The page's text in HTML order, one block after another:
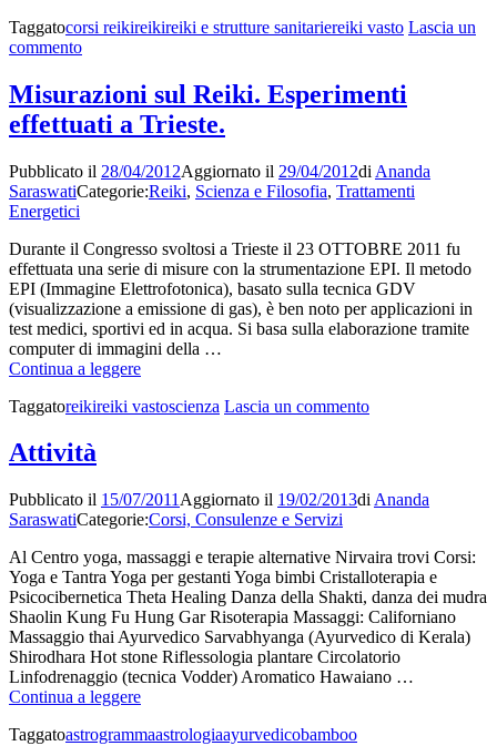
strutture
Taggatocorsi reikireikireiki e strutture sanitariereiki vasto Lascia un
commentosu
nelle
strutture
sanitarie
Misurazioni sul Reiki. Esperimenti
effettuati a Trieste.
Pubblicato il 28/04/2012Aggiornato il 29/04/2012di Ananda
SaraswatiCategorie:Reiki, Scienza e Filosofia, Trattamenti
Energetici
Durante il Congresso svoltosi a Trieste il 23 OTTOBRE 2011 fu
effettuata una serie di misure con la strumentazione EPI. Il metodo
EPI (Immagine Elettrofotonica), basato sulla tecnica GDV
(visualizzazione a emissione di gas), è ben noto per applicazioni in
test medici, sportivi ed in acqua. Si basa sulla elaborazione tramite
computer di immagini della …
Continua a leggereMisurazioni
Reiki.
Taggatoreikireiki vastoscienza Lascia un commentosu
effettuati
Attività
Pubblicato il 15/07/2011 Aggiornato il 19/02/2013di Ananda
SaraswatiCategorie:Corsi, Consulenze e Servizi
Al Centro yoga, massaggi e terapie alternative Nirvaira trovi Corsi:
Yoga e Tantra Yoga per gestanti Yoga bimbi Cristalloterapia e
Psicocibernetica Theta Healing Danza della Shakti, danza dei mudra
Shaolin Kung Fu Hung Gar Risoterapia Massaggi: Californiano
Massaggio thai Ayurvedico Sarvabhyanga (Ayurvedico di Kerala)
Shirodhara Hot stone Riflessologia plantare Circolatorio
Linfodrenaggio (tecnica Vodder) Aromatico Hawaiano …
Continua a leggereAttività
Taggatoastrogrammaastrologiaayurvedicobamboo